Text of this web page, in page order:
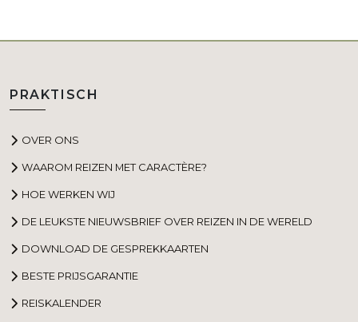
PRAKTISCH
OVER ONS
WAAROM REIZEN MET CARACTÈRE?
HOE WERKEN WIJ
DE LEUKSTE NIEUWSBRIEF OVER REIZEN IN DE WERELD
DOWNLOAD DE GESPREKKAARTEN
BESTE PRIJSGARANTIE
REISKALENDER